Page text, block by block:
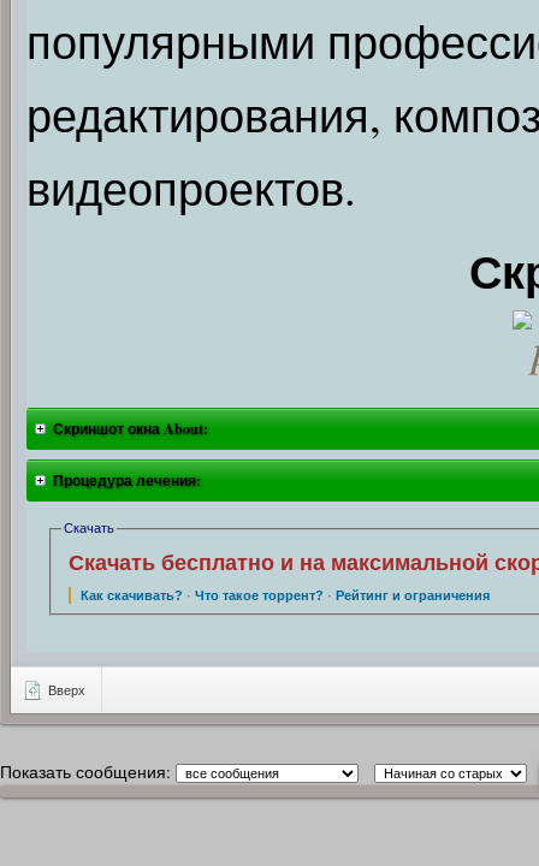
популярными
редактирования,
видеопроектов.
Скриншот окна About:
Процедура лечения:
Скачать
Скачать бесплатно и на максимальной
Как скачивать? ·Что такое торрент? ·Рейтинг и ограничения
Вверх
Показать сообщения: